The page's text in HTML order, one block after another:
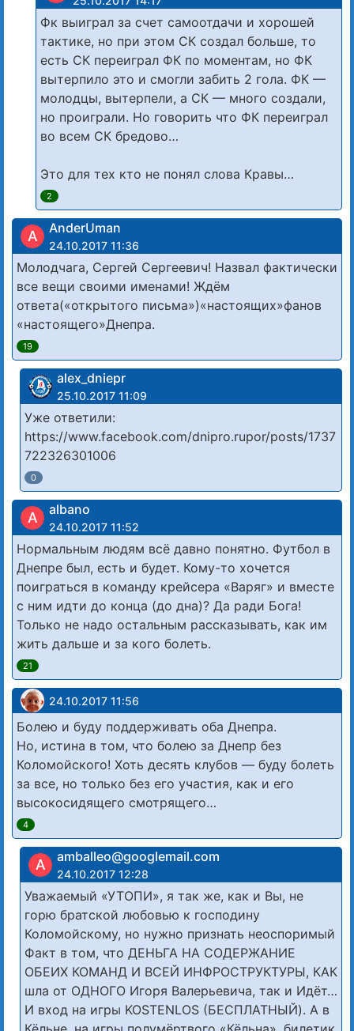
Фк выиграл за счет самоотдачи и хорошей
тактике, но при этом СК создал больше, то
есть СК переиграл ФК по моментам, но ФК
вытерпило это и смогли забить 2 гола. ФК —
молодцы, вытерпели, а СК — много создали,
но проиграли. Но говорить что ФК переиграл
во всем СК бредово…
Это для тех кто не понял слова Кравы…
2
A AnderUman
24.10.2017 11:36
Молодчага, Сергей Сергеевич! Назвал фактически
все вещи своими именами! Ждём
ответа(«открытого письма»)«настоящих»фанов
«настоящего»Днепра.
19
alex_dniepr
25.10.2017 11:09
Уже ответили:
https://www.facebook.com/dnipro.rupor/posts/1737
722326301006
0
A albano
24.10.2017 11:52
Нормальным людям всё давно понятно. Футбол в
Днепре был, есть и будет. Кому-то хочется
поиграться в команду крейсера «Варяг» и вместе
с ним идти до конца (до дна)? Да ради Бога!
Только не надо остальным рассказывать, как им
жить дальше и за кого болеть.
21
24.10.2017 11:56
Болею и буду поддерживать оба Днепра.
Но, истина в том, что болею за Днепр без
Коломойского! Хоть десять клубов — буду болеть
за все, но только без его участия, как и его
высокосидящего смотрящего…
4
A amballeo@googlemail.com
24.10.2017 12:28
Уважаемый «УТОПИ», я так же, как и Вы, не
горю братской любовью к господину
Коломойскому, но нужно признать неоспоримый
Факт в том, что ДЕНЬГА НА СОДЕРЖАНИЕ
ОБЕИХ КОМАНД И ВСЕЙ ИНФРОСТРУКТУРЫ, КАК
шла от ОДНОГО Игоря Валерьевича, так и Идёт…
И вход на игры KOSTENLOS (БЕСПЛАТНЫЙ). А в